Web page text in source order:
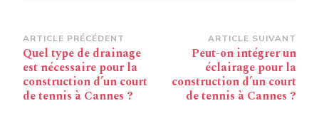
Navigation
d’article
ARTICLE PRÉCÉDENT
Quel type de drainage
est nécessaire pour la
construction d’un court
de tennis à Cannes ?
ARTICLE SUIVANT
Peut-on intégrer un
éclairage pour la
construction d’un court
de tennis à Cannes ?